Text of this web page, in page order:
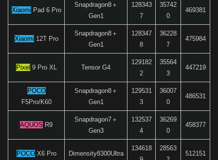
Xiaomi Pad 6 Pro
Snapdragon8＋
Gen1
128343
7
35742
0
469381
Xiaomi 12T Pro
Snapdragon8＋
Gen1
128347
8
36228
7
475984
Pixel 9 Pro XL Tensor G4
129182
2
35564
3
447219
POCO
F5Pro/K60
Snapdragon8＋
Gen1
129531
3
36007
0
486531
AQUOS R9
Snapdragon7＋
Gen3
132537
4
36269
0
458377
POCOX6 Pro Dimensity8300Ultra
134618
28563
512151